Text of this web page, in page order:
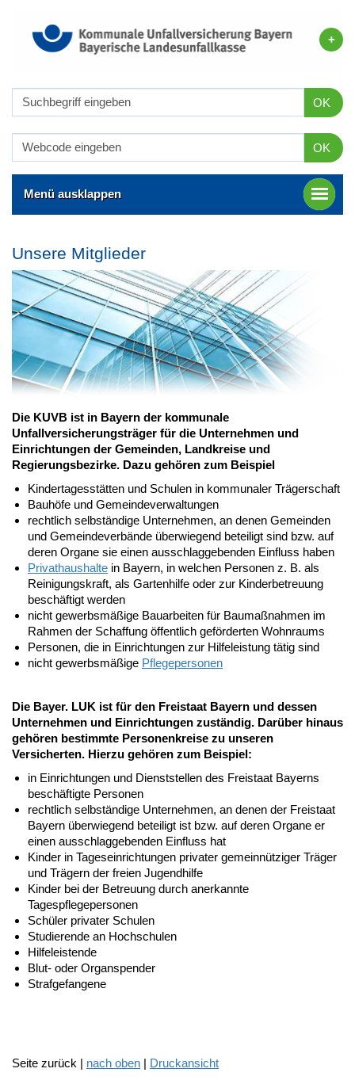
OK
OK
Menü ausklappen
Unsere Mitglieder
Die KUVB ist in Bayern der kommunale
Unfallversicherungsträger für die Unternehmen und
Einrichtungen der Gemeinden, Landkreise und
Regierungsbezirke. Dazu gehören zum Beispiel
Kindertagesstätten und Schulen in kommunaler Trägerschaft
Bauhöfe und Gemeindeverwaltungen
rechtlich selbständige Unternehmen, an denen Gemeinden
und Gemeindeverbände überwiegend beteiligt sind bzw. auf
deren Organe sie einen ausschlaggebenden Einfluss haben
Privathaushalte in Bayern, in welchen Personen z. B. als
Reinigungskraft, als Gartenhilfe oder zur Kinderbetreuung
beschäftigt werden
nicht gewerbsmäßige Bauarbeiten für Baumaßnahmen im
Rahmen der Schaffung öffentlich geförderten Wohnraums
Personen, die in Einrichtungen zur Hilfeleistung tätig sind
nicht gewerbsmäßige Pflegepersonen
Die Bayer. LUK ist für den Freistaat Bayern und dessen
Unternehmen und Einrichtungen zuständig. Darüber hinaus
gehören bestimmte Personenkreise zu unseren
Versicherten. Hierzu gehören zum Beispiel:
in Einrichtungen und Dienststellen des Freistaat Bayerns
beschäftigte Personen
rechtlich selbständige Unternehmen, an denen der Freistaat
Bayern überwiegend beteiligt ist bzw. auf deren Organe er
einen ausschlaggebenden Einfluss hat
Kinder in Tageseinrichtungen privater gemeinnütziger Träger
und Trägern der freien Jugendhilfe
Kinder bei der Betreuung durch anerkannte
Tagespflegepersonen
Schüler privater Schulen
Studierende an Hochschulen
Hilfeleistende
Blut- oder Organspender
Strafgefangene
Seite zurück | nach oben | Druckansicht